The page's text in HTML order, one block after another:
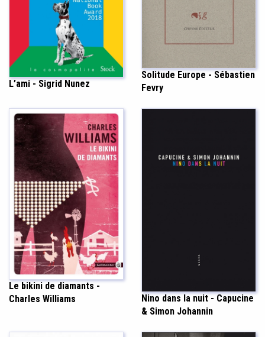
L’ami - Sigrid Nunez
Solitude Europe - Sébastien
Fevry
Le bikini de diamants -
Charles Williams
Nino dans la nuit - Capucine
& Simon Johannin